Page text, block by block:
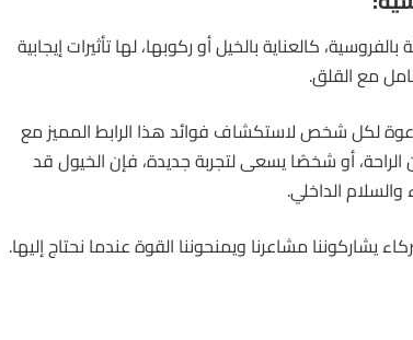
كالعناية بالخيل أو ركوبها، لها تأثيرات إيجابية
مع القلق.
لكل شخص لاستكشاف فوائد هذا الرابط المميز مع
أو شخصًا يسعى لتجربة جديدة، فإن الخيول قد
الداخلي.
يشاركوننا مشاعرنا ويمنحوننا القوة عندما نحتاج إليها.